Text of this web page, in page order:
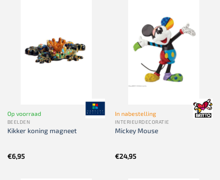
Op voorraad
BEELDEN
Kikker koning magneet
€6,95
In nabestelling
INTERIEURDECORATIE
Mickey Mouse
€24,95